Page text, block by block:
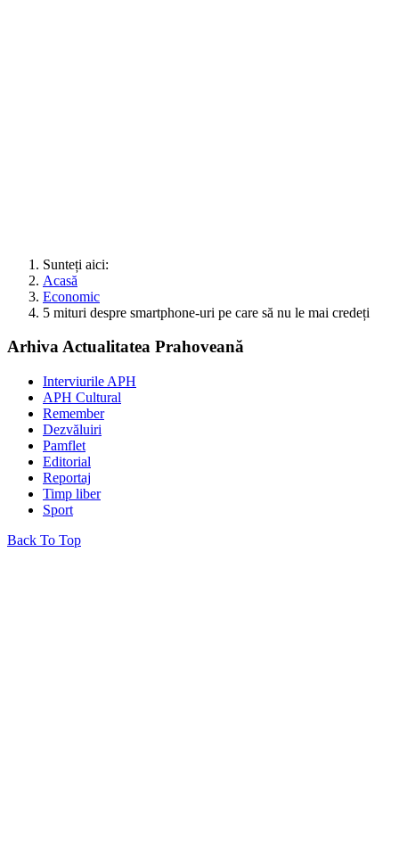
Sunteți aici:
Acasă
Economic
5 mituri despre smartphone-uri pe care să nu le mai credeți
Arhiva Actualitatea Prahoveană
Interviurile APH
APH Cultural
Remember
Dezvăluiri
Pamflet
Editorial
Reportaj
Timp liber
Sport
Back To Top